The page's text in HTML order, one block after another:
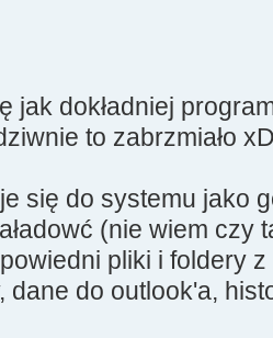
jak dokładniej
to zabrzmiało
się do systemu jako
(nie wiem czy
pliki i foldery
dane do outlook'a,